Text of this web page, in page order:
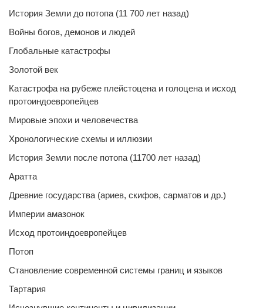
История Земли до потопа (11 700 лет назад)
Войны богов, демонов и людей
Глобальные катастрофы
Золотой век
Катастрофа на рубеже плейстоцена и голоцена и исход
протоиндоевропейцев
Мировые эпохи и человечества
Хронологические схемы и иллюзии
История Земли после потопа (11700 лет назад)
Аратта
Древние государства (ариев, скифов, сарматов и др.)
Империи амазонок
Исход протоиндоевропейцев
Потоп
Становление современной системы границ и языков
Тартария